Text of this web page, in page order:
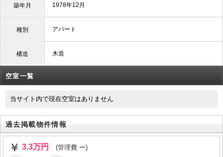
築年月 1978年12月
種別 アパート
構造 木造
空室一覧
当サイト内で現在空室はありません
過去掲載物件情報
3.3万円
(管理費 ー)